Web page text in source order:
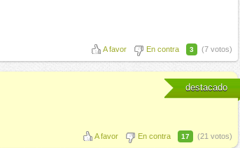
A favor En contra 3 (7 votos)
destacado
A favor En contra 17 (21 votos)